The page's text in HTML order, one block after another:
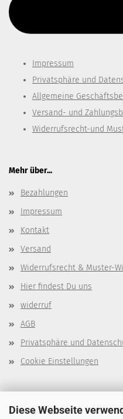
Diese Webseite
Impressum
Privatsphäre und
Allgemeine
Versand- und
Widerrufsrecht-und
Mehr über...
Bezahlungen
Impressum
Kontakt
Versand
Widerrufsrecht & Muster-
Hier findest Du uns
widerruf
AGB
Privatsphäre und
Cookie Einstellungen
Über mich